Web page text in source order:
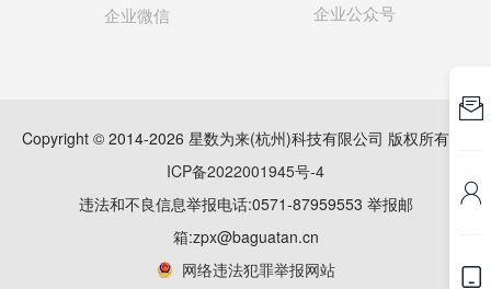
企业微信 企业公众号
Copyright © 2014-2026 星数为来(杭州)科技有限公司 版权所有
ICP备2022001945号-4
违法和不良信息举报电话:0571-87959553 举报邮
箱:zpx@baguatan.cn
网络违法犯罪举报网站


